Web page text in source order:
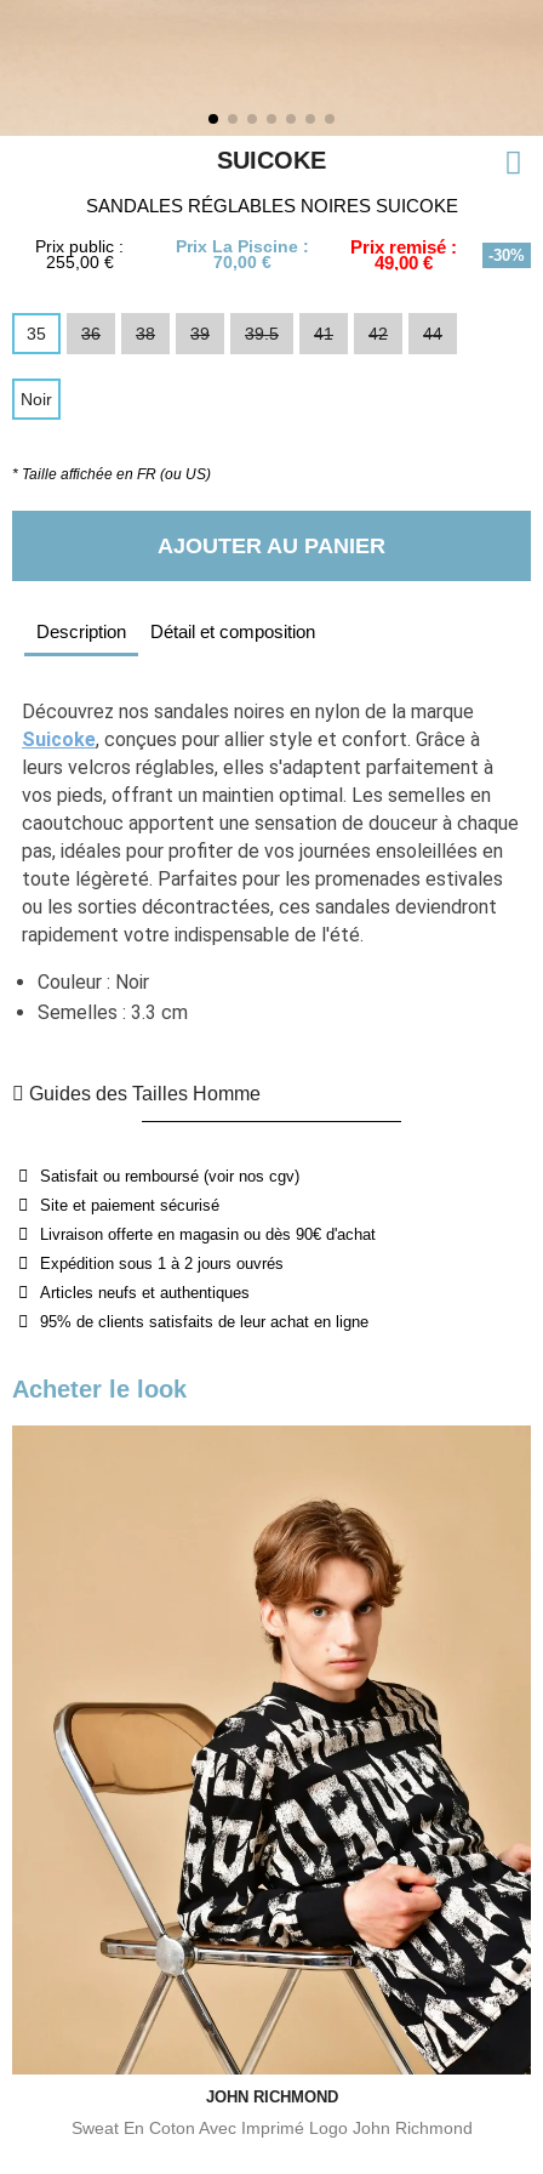
SUICOKE
SANDALES RÉGLABLES NOIRES SUICOKE
Prix public :
255,00 €
Prix La Piscine :
70,00 €
Prix remisé :
49,00 € -30%
35 36 38 39 39.5 41 42 44
Noir
* Taille affichée en FR (ou US)
AJOUTER AU PANIER
Description Détail et composition
Suicoke, conçues pour allier style et confort. Grâce à
leurs velcros réglables, elles s'adaptent parfaitement à
vos pieds, offrant un maintien optimal. Les semelles en
caoutchouc apportent une sensation de douceur à chaque
pas, idéales pour profiter de vos journées ensoleillées en
toute légèreté. Parfaites pour les promenades estivales
ou les sorties décontractées, ces sandales deviendront
rapidement votre indispensable de l'été.
Couleur : Noir
Semelles : 3.3 cm
Guides des Tailles Homme
Satisfait ou remboursé (voir nos cgv)
Site et paiement sécurisé
Livraison offerte en magasin ou dès 90€ d'achat
Expédition sous 1 à 2 jours ouvrés
Articles neufs et authentiques
95% de clients satisfaits de leur achat en ligne
Acheter le look
JOHN RICHMOND
Sweat En Coton Avec Imprimé Logo John Richmond